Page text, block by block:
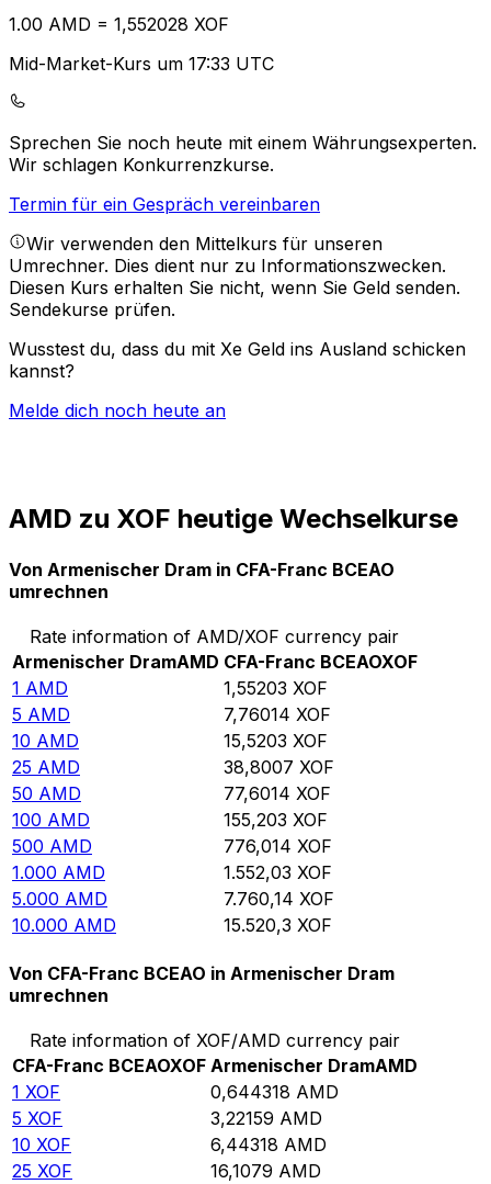
1.00 AMD = 1,552028 XOF
Mid-Market-Kurs um 17:33 UTC
Sprechen Sie noch heute mit einem Währungsexperten.
Wir schlagen Konkurrenzkurse.
Termin für ein Gespräch vereinbaren
Wir verwenden den Mittelkurs für unseren
Umrechner. Dies dient nur zu Informationszwecken.
Diesen Kurs erhalten Sie nicht, wenn Sie Geld senden.
Sendekurse prüfen.
Wusstest du, dass du mit Xe Geld ins Ausland schicken
kannst?
Melde dich noch heute an
AMD zu XOF heutige Wechselkurse
Von Armenischer Dram in CFA-Franc BCEAO
umrechnen
Rate information of AMD/XOF currency pair
Armenischer DramAMD CFA-Franc BCEAOXOF
1 AMD 1,55203 XOF
5 AMD 7,76014 XOF
10 AMD 15,5203 XOF
25 AMD 38,8007 XOF
50 AMD 77,6014 XOF
100 AMD 155,203 XOF
500 AMD 776,014 XOF
1.000 AMD 1.552,03 XOF
5.000 AMD 7.760,14 XOF
10.000 AMD 15.520,3 XOF
Von CFA-Franc BCEAO in Armenischer Dram
umrechnen
Rate information of XOF/AMD currency pair
CFA-Franc BCEAOXOF Armenischer DramAMD
1 XOF 0,644318 AMD
5 XOF 3,22159 AMD
10 XOF 6,44318 AMD
25 XOF 16,1079 AMD